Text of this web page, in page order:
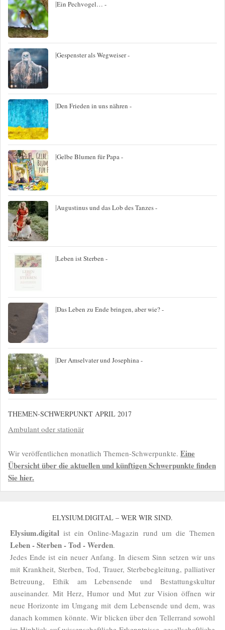
|Ein Pechvogel… -
|Gespenster als Wegweiser -
|Den Frieden in uns nähren -
|Gelbe Blumen für Papa -
|Augustinus und das Lob des Tanzes -
|Leben ist Sterben -
|Das Leben zu Ende bringen, aber wie? -
|Der Amselvater und Josephina -
THEMEN-SCHWERPUNKT APRIL 2017
Ambulant oder stationär
Wir veröffentlichen monatlich Themen-Schwerpunkte. Eine
Übersicht über die aktuellen und künftigen Schwerpunkte finden
Sie hier.
ELYSIUM.DIGITAL – WER WIR SIND.
Elysium.digital ist ein Online-Magazin rund um die Themen
Leben - Sterben - Tod - Werden.
Jedes Ende ist ein neuer Anfang. In diesem Sinn setzen wir uns
mit Krankheit, Sterben, Tod, Trauer, Sterbebegleitung, palliativer
Betreuung, Ethik am Lebensende und Bestattungskultur
auseinander. Mit Herz, Humor und Mut zur Vision öffnen wir
neue Horizonte im Umgang mit dem Lebensende und dem, was
danach kommen könnte. Wir blicken über den Tellerrand sowohl